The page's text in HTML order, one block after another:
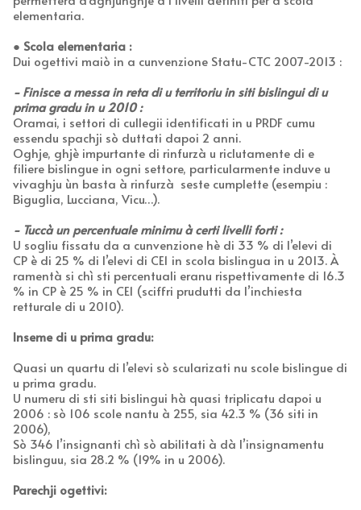
elementaria.
● Scola elementaria :
Dui ogettivi maiò in a cunvenzione Statu-CTC 2007-2013 :
- Finisce a messa in reta di u territoriu in siti bislingui di u
prima gradu in u 2010 :
Oramai, i settori di cullegii identificati in u PRDF cumu
essendu spachji sò duttati dapoi 2 anni.
Oghje, ghjè impurtante di rinfurzà u riclutamente di e
filiere bislingue in ogni settore, particularmente induve u
vivaghju ùn basta à rinfurzà seste cumplette (esempiu :
Biguglia, Lucciana, Vicu…).
- Tuccà un percentuale minimu à certi livelli forti :
U sogliu fissatu da a cunvenzione hè di 33 % di l’elevi di
CP è di 25 % di l’elevi di CE1 in scola bislingua in u 2013. À
ramentà si chì sti percentuali eranu rispettivamente di 16.3
% in CP è 25 % in CE1 (sciffri prudutti da l’inchiesta
retturale di u 2010).
Inseme di u prima gradu:
Quasi un quartu di l’elevi sò scularizati nu scole bislingue di
u prima gradu.
U numeru di sti siti bislingui hà quasi triplicatu dapoi u
2006 : sò 106 scole nantu à 255, sia 42.3 % (36 siti in
2006),
Sò 346 l’insignanti chì sò abilitati à dà l’insignamentu
bislinguu, sia 28.2 % (19% in u 2006).
Parechji ogettivi: